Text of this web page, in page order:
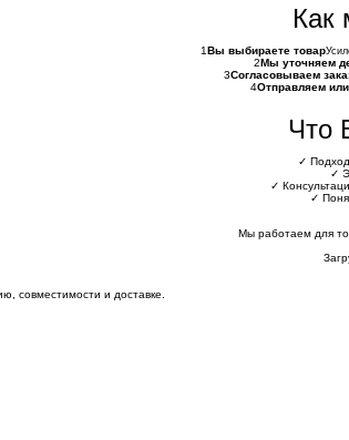
Как
1 Вы выбираете товар
2 Мы уточняем
3Согласовываем
4Отправляем
Что
✓
✓
✓
✓
Мы работаем для
совместимости и доставке.